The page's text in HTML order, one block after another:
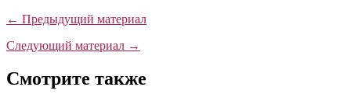
← Предыдущий материал
Следующий материал →
Смотрите также